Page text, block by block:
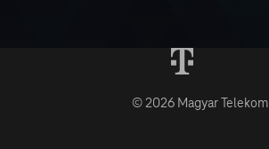
© 2026 Magyar Telekom